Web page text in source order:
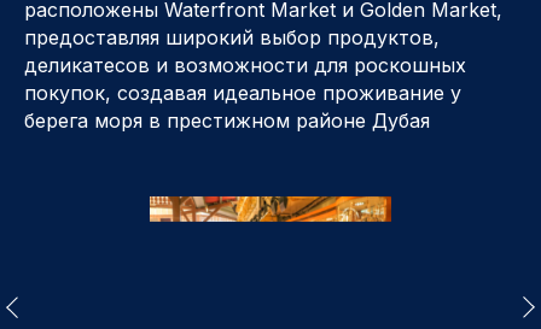
расположены Waterfront Market и Golden Market,
предоставляя широкий выбор продуктов,
деликатесов и возможности для роскошных
покупок, создавая идеальное проживание у
берега моря в престижном районе Дубая